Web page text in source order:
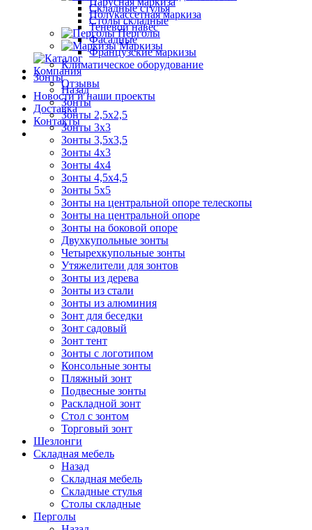
Складные стулья
Столы складные
Перголы
Маркизы
Компания
Отзывы
Новости и наши проекты
Доставка
Контакты
Полукассетная маркиза
Теневой навес
Фасадные
Французские маркизы
Климатическое оборудование
Зонты
Назад
Зонты
Зонты 2,5х2,5
Зонты 3х3
Зонты 3,5х3,5
Зонты 4х3
Зонты 4х4
Зонты 4,5х4,5
Зонты 5х5
Зонты на центральной опоре телескопы
Зонты на центральной опоре
Зонты на боковой опоре
Двухкупольные зонты
Четырехкупольные зонты
Утяжелители для зонтов
Зонты из дерева
Зонты из стали
Зонты из алюминия
Зонт для беседки
Зонт садовый
Зонт тент
Зонты с логотипом
Консольные зонты
Пляжный зонт
Подвесные зонты
Раскладной зонт
Стол с зонтом
Торговый зонт
Шезлонги
Складная мебель
Назад
Складная мебель
Складные стулья
Столы складные
Перголы